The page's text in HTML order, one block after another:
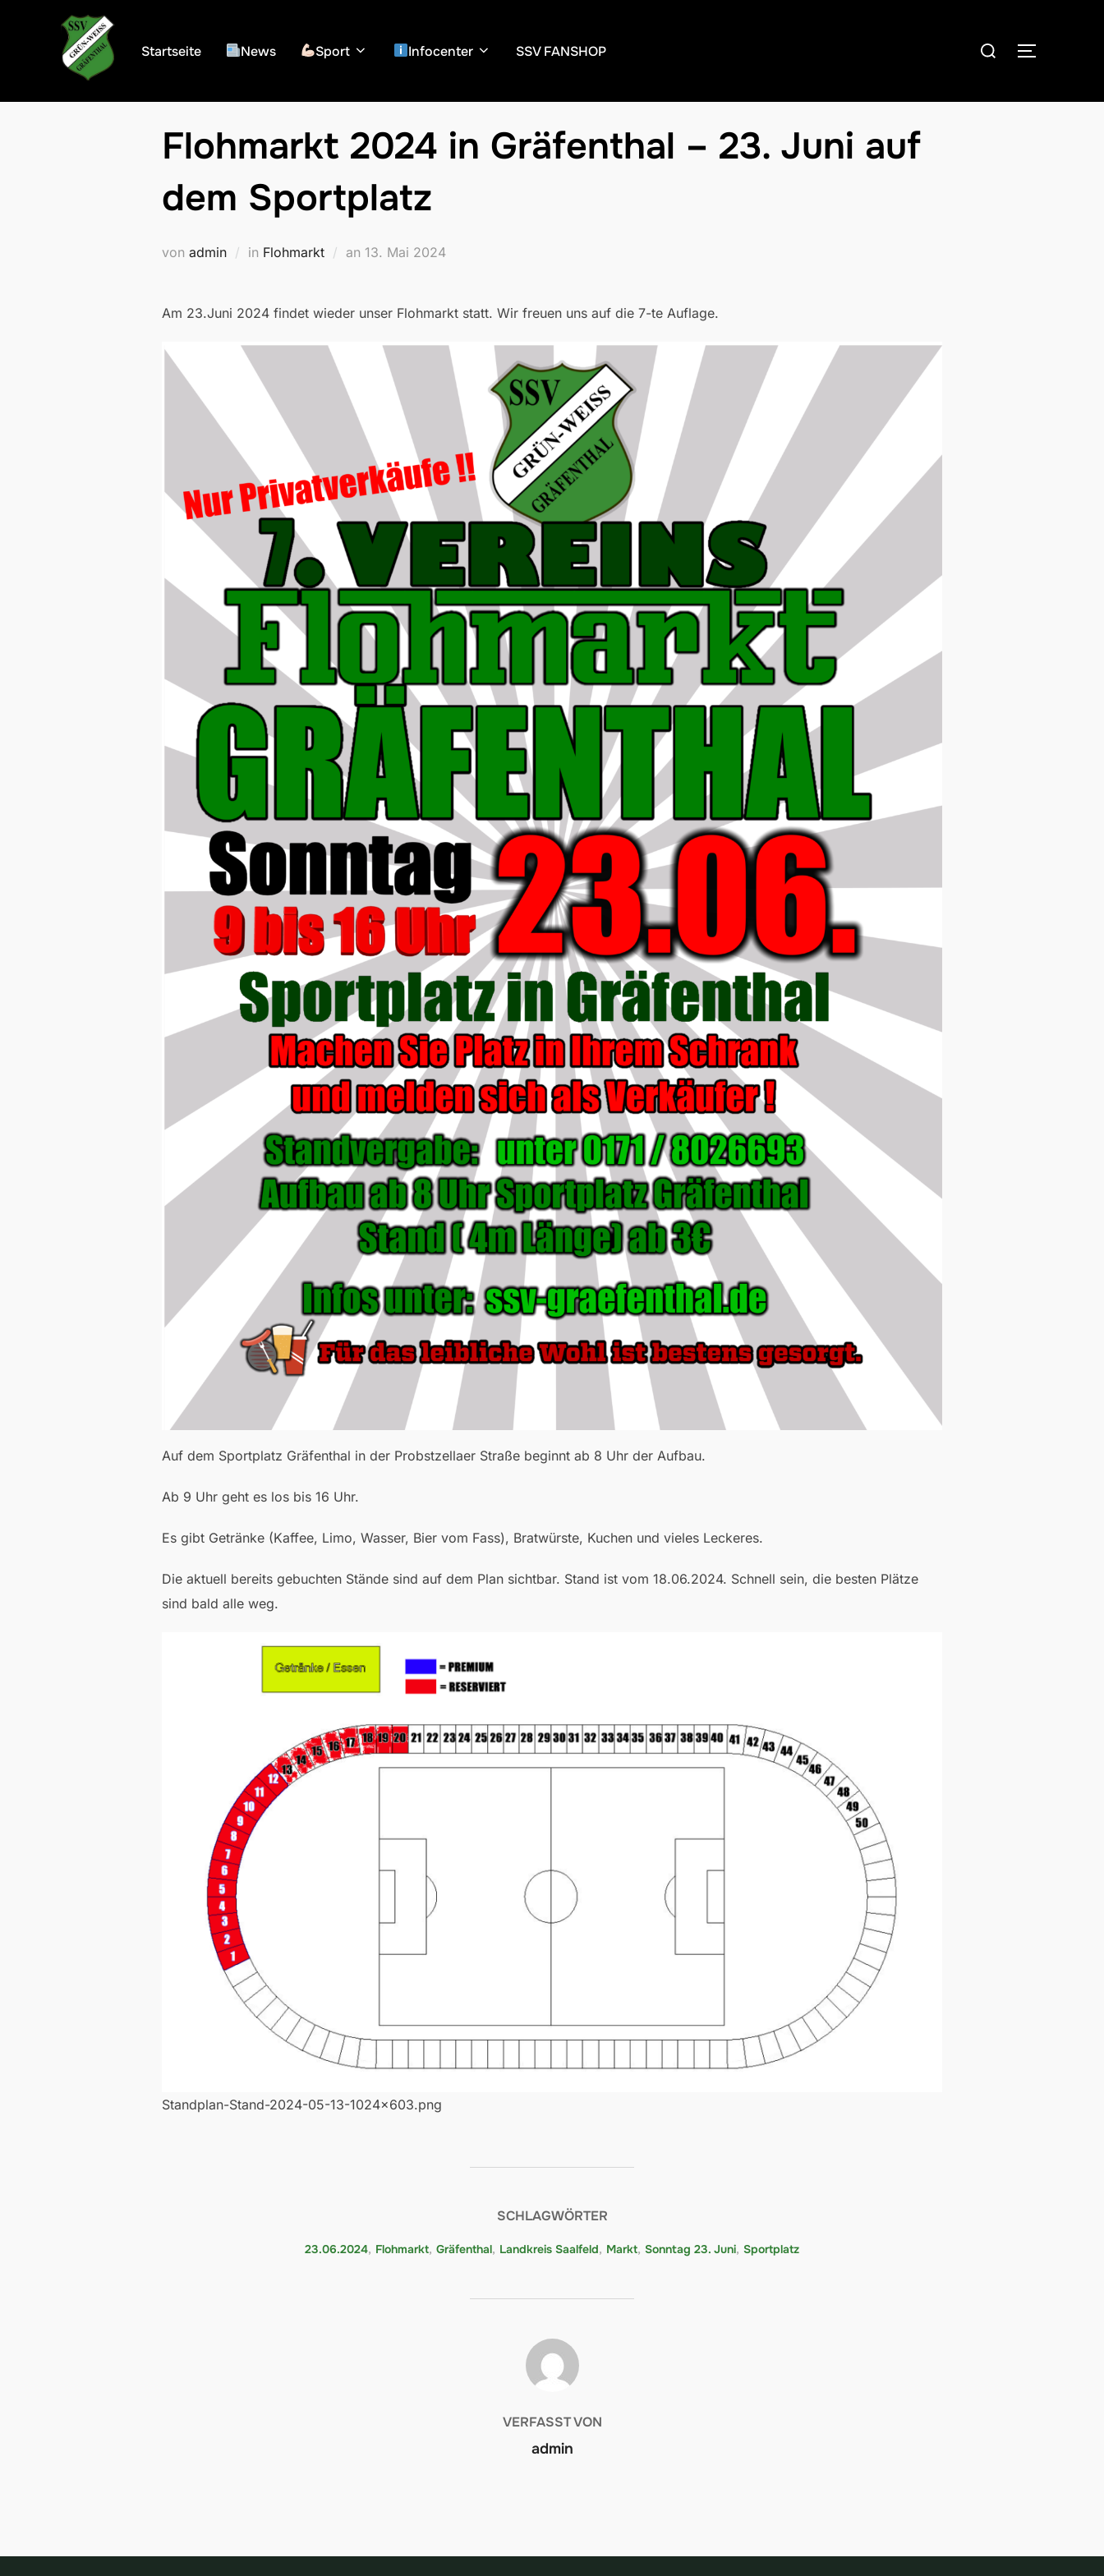
Startseite News Sport Infocenter SSV FANSHOP
Suchen
Flohmarkt 2024 in Gräfenthal – 23. Juni auf
dem Sportplatz
von admin in Flohmarkt an Veröffentlicht
13. Mai 2024
Am 23.Juni 2024 findet wieder unser Flohmarkt statt. Wir freuen uns auf die 7-te Auflage.
Auf dem Sportplatz Gräfenthal in der Probstzellaer Straße beginnt ab 8 Uhr der Aufbau.
Ab 9 Uhr geht es los bis 16 Uhr.
Es gibt Getränke (Kaffee, Limo, Wasser, Bier vom Fass), Bratwürste, Kuchen und vieles Leckeres.
Die aktuell bereits gebuchten Stände sind auf dem Plan sichtbar. Stand ist vom 18.06.2024. Schnell sein, die besten Plätze
sind bald alle weg.
Standplan-Stand-2024-05-13-1024×603.png
SCHLAGWÖRTER
23.06.2024, Flohmarkt, Gräfenthal, Landkreis Saalfeld, Markt, Sonntag 23. Juni, Sportplatz
BEITRAGSAUTOR
VERFASST VON
admin